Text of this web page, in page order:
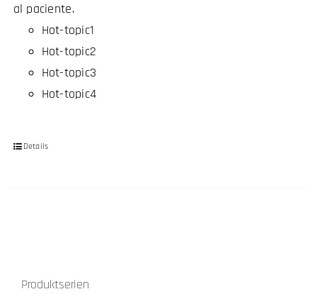
al paciente.
Hot-topic1
Hot-topic2
Hot-topic3
Hot-topic4
Details
Produktserien